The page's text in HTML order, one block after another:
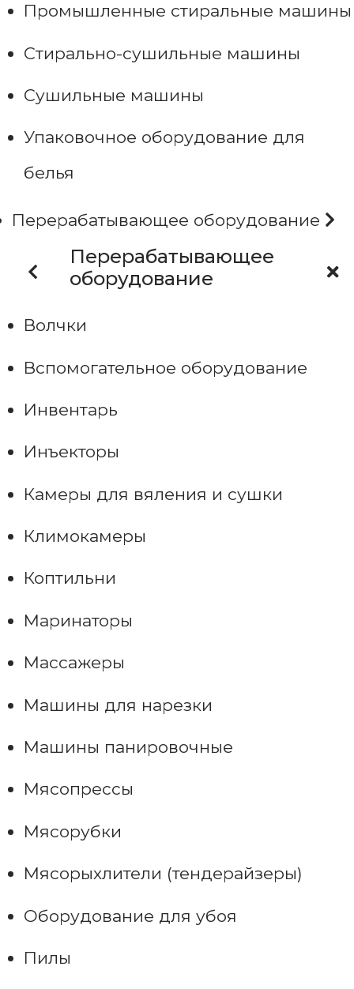
Промышленные стиральные машины
Стирально-сушильные машины
Сушильные машины
Упаковочное оборудование для
белья
Перерабатывающее оборудование
Перерабатывающее
оборудование
Волчки
Вспомогательное оборудование
Инвентарь
Инъекторы
Камеры для вяления и сушки
Климокамеры
Коптильни
Маринаторы
Массажеры
Машины для нарезки
Машины панировочные
Мясопрессы
Мясорубки
Мясорыхлители (тендерайзеры)
Оборудование для убоя
Пилы